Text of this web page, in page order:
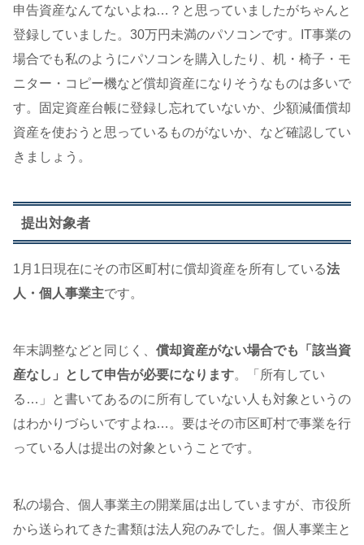
申告資産なんてないよね…？と思っていましたがちゃんと
登録していました。30万円未満のパソコンです。IT事業の
場合でも私のようにパソコンを購入したり、机・椅子・モ
ニター・コピー機など償却資産になりそうなものは多いで
す。固定資産台帳に登録し忘れていないか、少額減価償却
資産を使おうと思っているものがないか、など確認してい
きましょう。
提出対象者
1月1日現在にその市区町村に償却資産を所有している法
人・個人事業主です。
年末調整などと同じく、 償却資産がない場合でも「該当資
産なし」として申告が必要になります。「所有してい
る…」と書いてあるのに所有していない人も対象というの
はわかりづらいですよね…。要はその市区町村で事業を行
っている人は提出の対象ということです。
私の場合、個人事業主の開業届は出していますが、市役所
から送られてきた書類は法人宛のみでした。個人事業主と